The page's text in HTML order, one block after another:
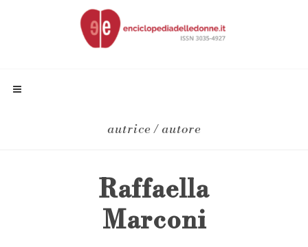
autrice / autore
Raffaella
Marconi